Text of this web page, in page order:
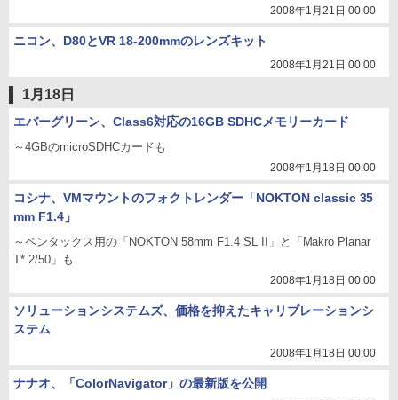
2008年1月21日 00:00
ニコン、D80とVR 18-200mmのレンズキット
2008年1月21日 00:00
1月18日
エバーグリーン、Class6対応の16GB SDHCメモリーカード
～4GBのmicroSDHCカードも
2008年1月18日 00:00
コシナ、VMマウントのフォクトレンダー「NOKTON classic 35
mm F1.4」
～ペンタックス用の「NOKTON 58mm F1.4 SL II」と「Makro Planar
T* 2/50」も
2008年1月18日 00:00
ソリューションシステムズ、価格を抑えたキャリブレーションシ
ステム
2008年1月18日 00:00
ナナオ、「ColorNavigator」の最新版を公開